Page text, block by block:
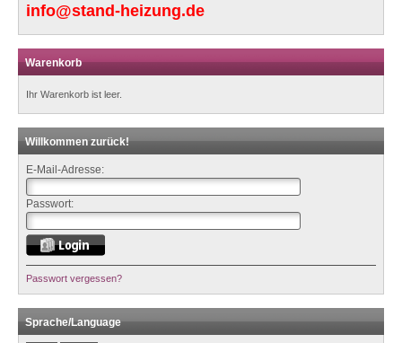
info@stand-heizung.de
Warenkorb
Ihr Warenkorb ist leer.
Willkommen zurück!
E-Mail-Adresse:
Passwort:
Passwort vergessen?
Sprache/Language